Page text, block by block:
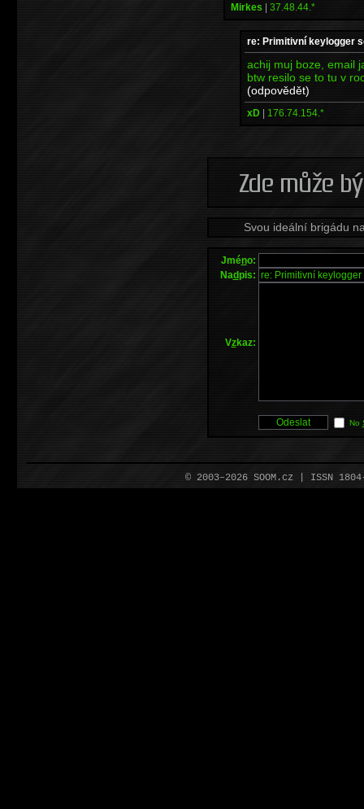
Mirkes | 37.48.44.*
re: Primitivní keylogger
achij muj boze, email
btw resilo se to tu v
(odpovědět)
xD | 176.74.154.*
Svou ideální brigádu
Jméno:
Nadpis:
Vzkaz:
No
© 2003–2026 SOOM.cz | ISSN